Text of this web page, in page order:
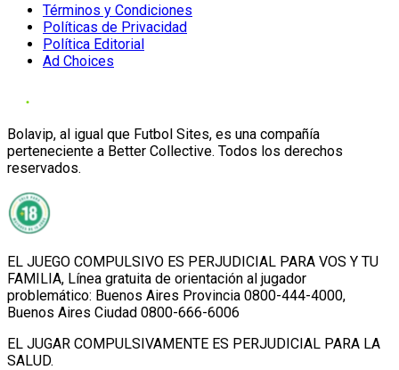
Términos y Condiciones
Políticas de Privacidad
Política Editorial
Ad Choices
Bolavip, al igual que Futbol Sites, es una compañía
perteneciente a Better Collective. Todos los derechos
reservados.
EL JUEGO COMPULSIVO ES PERJUDICIAL PARA VOS Y TU
FAMILIA, Línea gratuita de orientación al jugador
problemático: Buenos Aires Provincia 0800-444-4000,
Buenos Aires Ciudad 0800-666-6006
EL JUGAR COMPULSIVAMENTE ES PERJUDICIAL PARA LA
SALUD.